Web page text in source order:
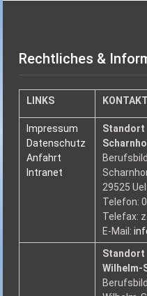
Rechtliches &
LINKS KONTAKT
Impressum
Datenschutz
Anfahrt
Intranet
Standort
29525
Telefon:
Telefax:
E-Mail:
Standort